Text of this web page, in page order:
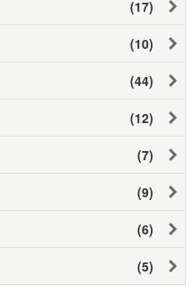
(17)
(10)
(44)
(12)
(7)
(9)
(6)
(5)